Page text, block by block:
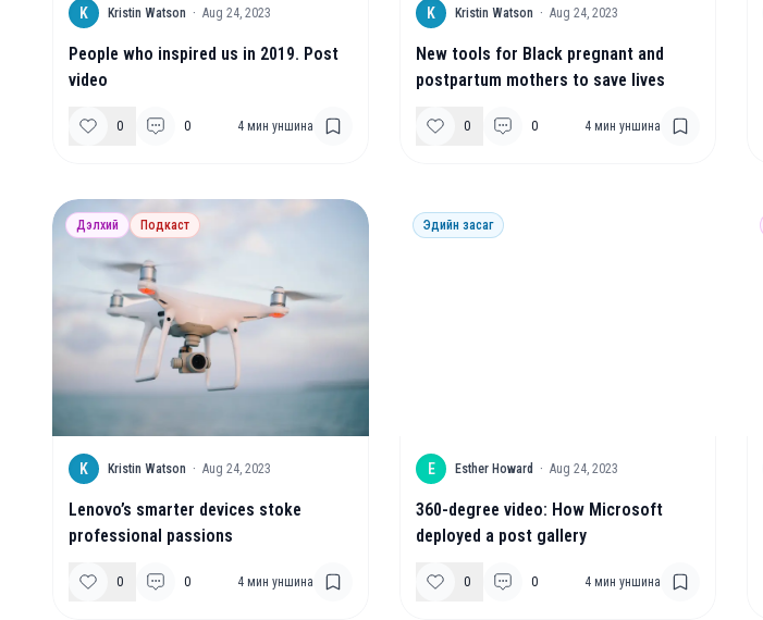
K Kristin Watson · Aug 24, 2023
People who inspired us in 2019. Post
video
0 0 4 мин уншина
K Kristin Watson · Aug 24, 2023
New tools for Black pregnant and
postpartum mothers to save lives
0 0 4 мин уншина
Дэлхий Подкаст
K Kristin Watson · Aug 24, 2023
Lenovo’s smarter devices stoke
professional passions
0 0 4 мин уншина
Эдийн засаг
E Esther Howard · Aug 24, 2023
360-degree video: How Microsoft
deployed a post gallery
0 0 4 мин уншина